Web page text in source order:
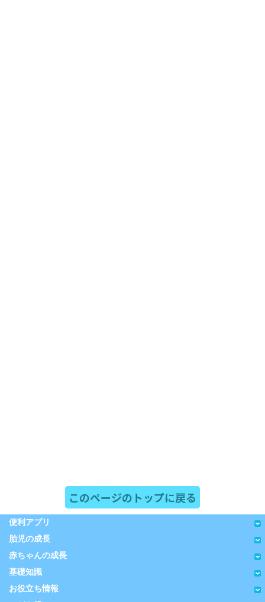
このページのトップに戻る
便利アプリ
胎児の成長
赤ちゃんの成長
基礎知識
お役立ち情報